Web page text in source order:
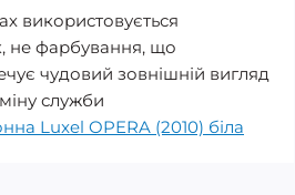
використовується
не фарбування, що
чудовий зовнішній вигляд
служби
Luxel OPERA (2010) біла